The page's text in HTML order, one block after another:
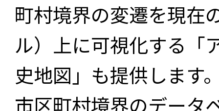
町村境界の変遷を現在
ル）上に可視化する「
史地図」も提供します
市区町村境界のデータ